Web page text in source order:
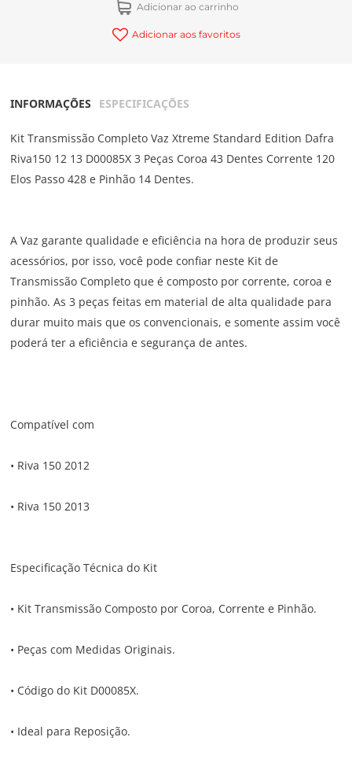
Adicionar ao carrinho
Adicionar aos favoritos
INFORMAÇÕES ESPECIFICAÇÕES
Kit Transmissão Completo Vaz Xtreme Standard Edition Dafra
Riva150 12 13 D00085X 3 Peças Coroa 43 Dentes Corrente 120
Elos Passo 428 e Pinhão 14 Dentes.
A Vaz garante qualidade e eficiência na hora de produzir seus
acessórios, por isso, você pode confiar neste Kit de
Transmissão Completo que é composto por corrente, coroa e
pinhão. As 3 peças feitas em material de alta qualidade para
durar muito mais que os convencionais, e somente assim você
poderá ter a eficiência e segurança de antes.
Compatível com
• Riva 150 2012
• Riva 150 2013
Especificação Técnica do Kit
• Kit Transmissão Composto por Coroa, Corrente e Pinhão.
• Peças com Medidas Originais.
• Código do Kit D00085X.
• Ideal para Reposição.